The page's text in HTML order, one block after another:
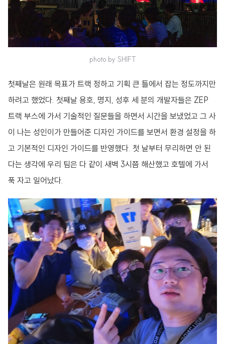
photo by SHIFT
첫째날은 원래 목표가 트랙 정하고 기획 큰 틀에서 잡는 정도까지만
하려고 했었다. 첫째날 용호, 명지, 성후 세 분의 개발자들은 ZEP
트랙 부스에 가서 기술적인 질문들을 하면서 시간을 보냈었고 그 사
이 나는 성인이가 만들어준 디자인 가이드를 보면서 환경 설정을 하
고 기본적인 디자인 가이드를 반영했다. 첫 날부터 무리하면 안 된
다는 생각에 우리 팀은 다 같이 새벽 3시쯤 해산했고 호텔에 가서
푹 자고 일어났다.